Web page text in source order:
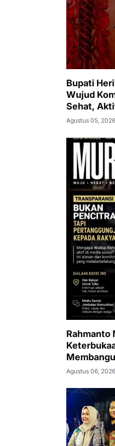
Bupati
Wujud
Sehat,
Agustus 05, 2026
Rahmanto
Agustus 06, 2026